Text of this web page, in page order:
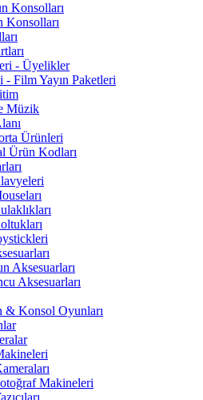
Konsolları
Konsolları
- Üyelikler
- Film Yayın Paketleri
Müzik
Ürünleri
Ürün Kodları
Aksesuarları
Aksesuarları
& Konsol Oyunları
Makineleri